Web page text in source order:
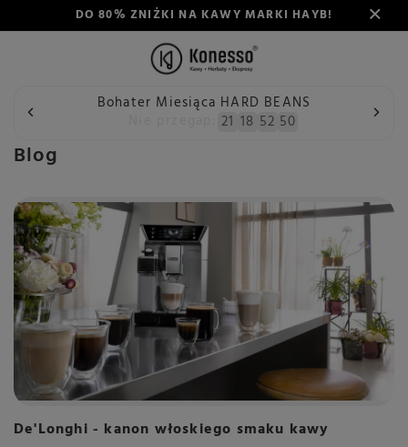
DO 80% ZNIŻKI NA KAWY MARKI HAYB!
Bohater Miesiąca HARD BEANS
21 18 52 50
Wstecz Konesso Blog
Blog
De'Longhi - kanon włoskiego smaku kawy